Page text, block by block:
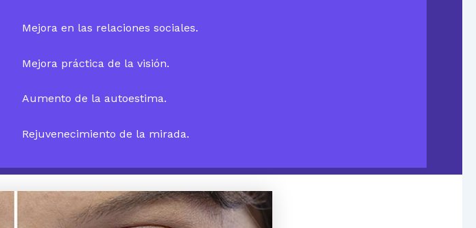
Mejora en las relaciones sociales.
Mejora práctica de la visión.
Aumento de la autoestima.
Rejuvenecimiento de la mirada.